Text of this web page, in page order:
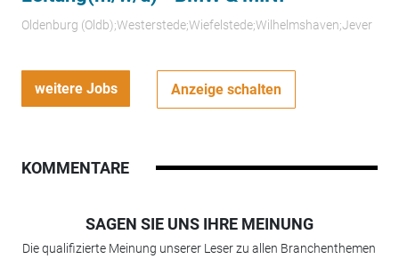
Oldenburg (Oldb);Westerstede;Wiefelstede;Wilhelmshaven;Jever
weitere Jobs Anzeige schalten
KOMMENTARE
SAGEN SIE UNS IHRE MEINUNG
Die qualifizierte Meinung unserer Leser zu allen Branchenthemen